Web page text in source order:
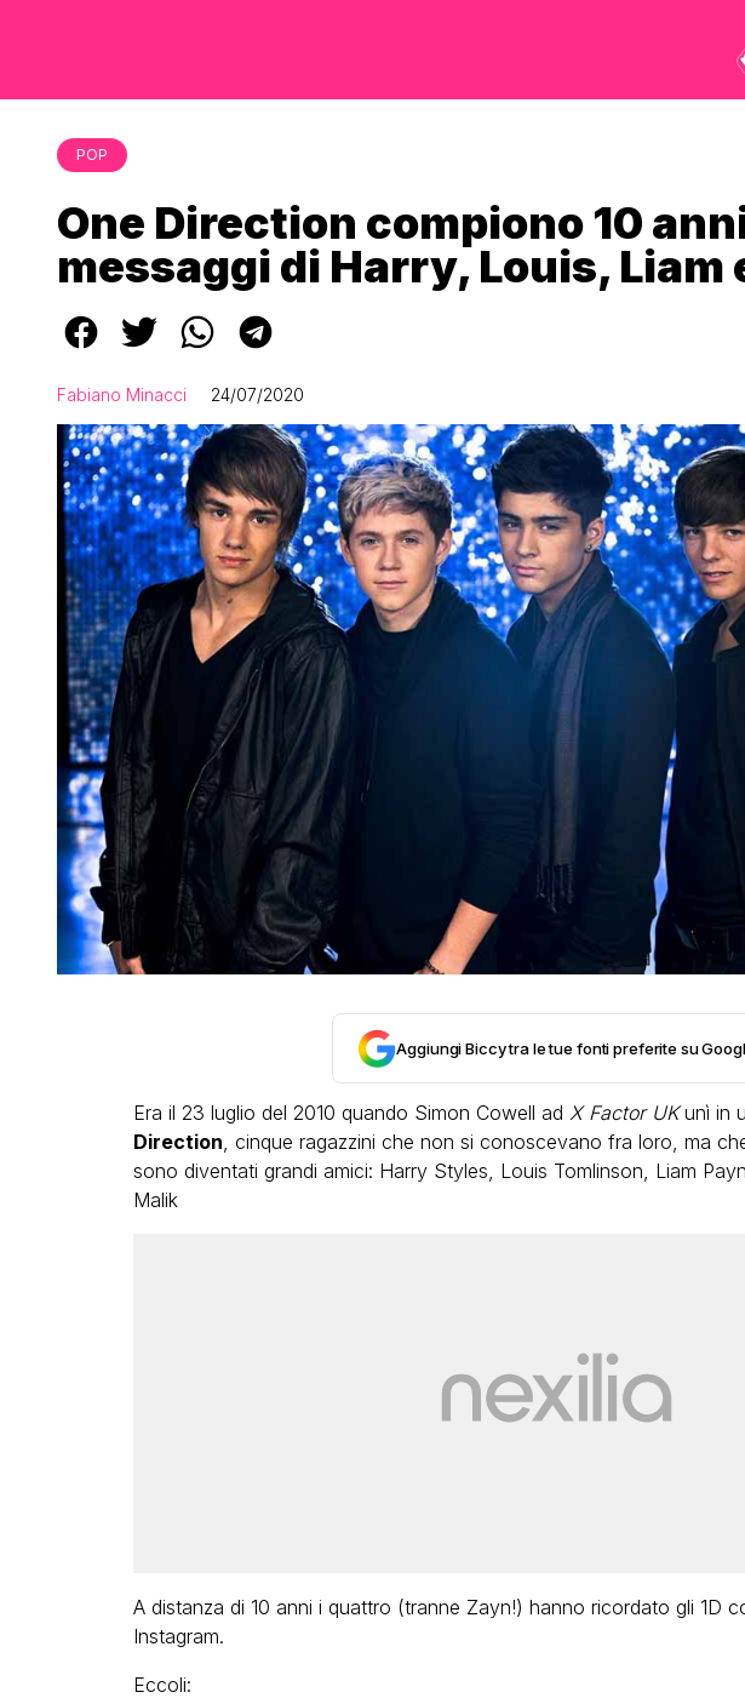
POP
One Direction compiono 10
messaggi di Harry, Louis, Liam
Fabiano Minacci 24/07/2020
Aggiungi Biccy tra le tue fonti preferite su
Era il 23 luglio del 2010 quando Simon Cowell ad X Factor UKunì in
Direction , cinque ragazzini che non si conoscevano fra loro, ma
sono diventati grandi amici: Harry Styles, Louis Tomlinson, Liam
Malik
A distanza di 10 anni i quattro (tranne Zayn!) hanno ricordato gli 1D
Instagram.
Eccoli: